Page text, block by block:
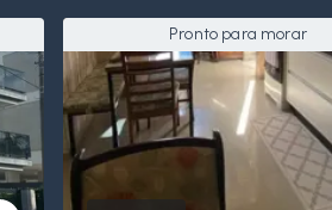
Pronto para morar